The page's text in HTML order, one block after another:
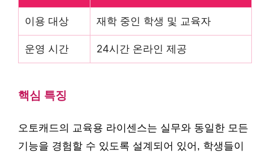
이용 대상 재학 중인 학생 및 교육자
운영 시간 24시간 온라인 제공
핵심 특징
오토캐드의 교육용 라이센스는 실무와 동일한 모든
기능을 경험할 수 있도록 설계되어 있어, 학생들이